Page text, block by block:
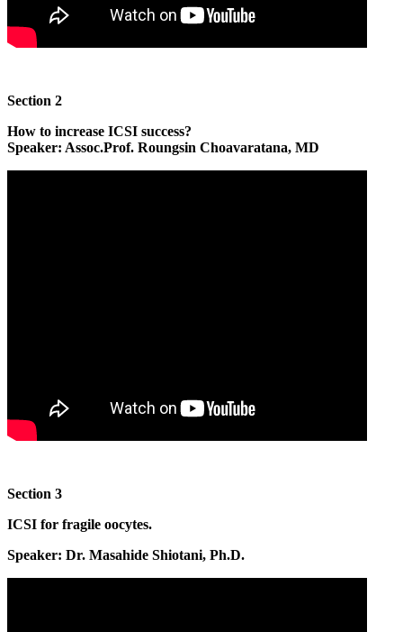
Section 2
How to increase ICSI success?
Speaker: Assoc.Prof. Roungsin Choavaratana, MD
Section 3
ICSI for fragile oocytes.
Speaker: Dr. Masahide Shiotani, Ph.D.